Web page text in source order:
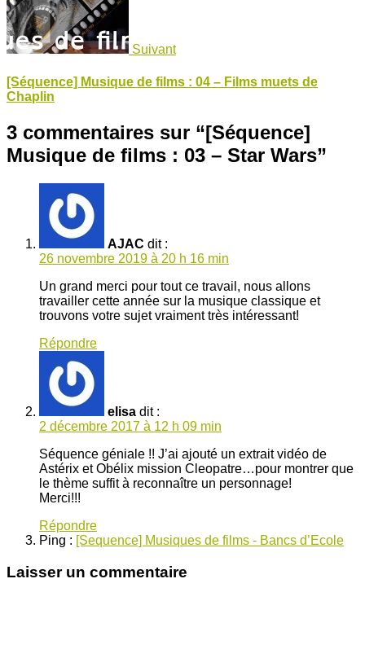
Suivant
[Séquence] Musique de films : 04 – Films muets de
Chaplin
3 commentaires sur “[Séquence]
Musique de films : 03 – Star Wars”
AJAC dit :
26 novembre 2019 à 20 h 16 min
Un grand merci pour tout ce travail, nous allons
travailler cette année sur la musique classique et
trouvons votre sujet vraiment très intéressant!
Répondre
elisa dit :
2 décembre 2017 à 12 h 09 min
Séquence géniale !! J’ai ajouté un extrait vidéo de
Astérix et Obélix mission Cleopatre…pour montrer que
le thème suffit à reconnaître un personnage!
Merci!!!
Répondre
Ping : [Sequence] Musiques de films - Bancs d’Ecole
Laisser un commentaire